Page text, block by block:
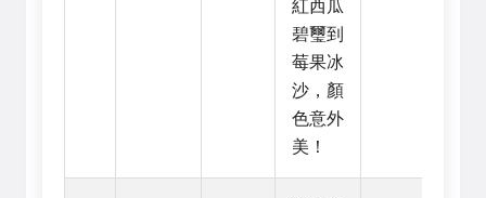
紅西瓜
碧璽到
莓果冰
沙，顏
色意外
美！